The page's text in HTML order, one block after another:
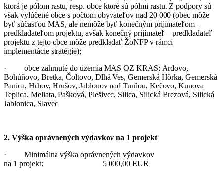
ktorá je pólom rastu, resp. obce ktoré sú pólmi rastu. Z podpory sú
však vylúčené obce s počtom obyvateľov nad 20 000 (obec môže
byť súčasťou MAS, ale nemôže byť konečným prijímateľom –
predkladateľom projektu, avšak konečný prijímateľ – predkladateľ
projektu z tejto obce môže predkladať ŽoNFP v rámci
implementácie stratégie);
· obce zahrnuté do územia MAS OZ KRAS: Ardovo,
Bohúňovo, Bretka, Čoltovo, Dlhá Ves, Gemerská Hôrka, Gemerská
Panica, Hrhov, Hrušov, Jablonov nad Turňou, Kečovo, Kunova
Teplica, Meliata, Pašková, Plešivec, Silica, Silická Brezová, Silická
Jablonica, Slavec
2. Výška oprávnených výdavkov na 1 projekt
· Minimálna výška oprávnených výdavkov
na 1 projekt: 5 000,00 EUR